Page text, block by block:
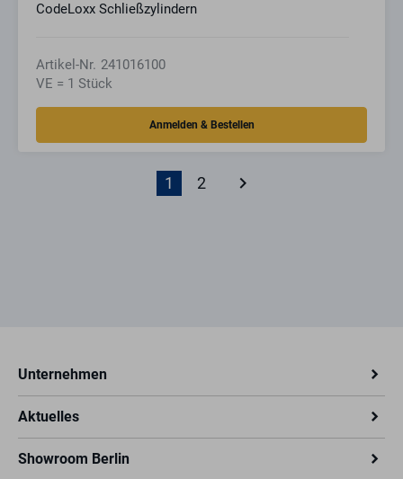
CodeLoxx Schließzylindern
Artikel-Nr. 241016100
VE = 1 Stück
1 2 keyboard_arrow_right
Unternehmen
Aktuelles
Showroom Berlin